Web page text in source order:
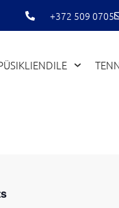
+372 509 0705